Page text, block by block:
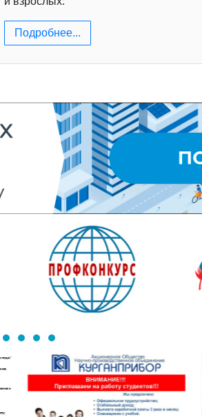
Подробнее...